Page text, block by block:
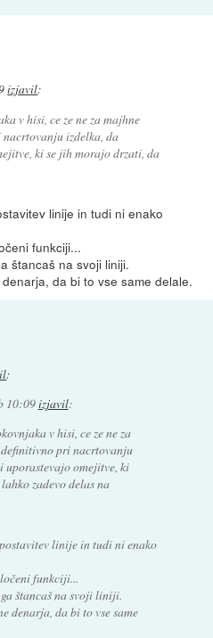
izjavil:
v hisi, ce ze ne za majhne
izdelka, da
ki se jih morajo drzati, da
linije in tudi ni enako
funkciji...
štancaš na svoji liniji.
da bi to vse same delale.
:
10:09izjavil:
v hisi, ce ze ne za
pri nacrtovanju
uporastevajo omejitve, ki
zadevo delas na
linije in tudi ni enako
funkciji...
štancaš na svoji liniji.
denarja, da bi to vse same